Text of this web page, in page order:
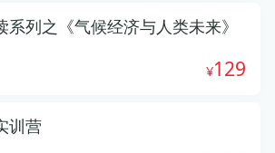
系列之《气候经济与人类未来》
129
训营